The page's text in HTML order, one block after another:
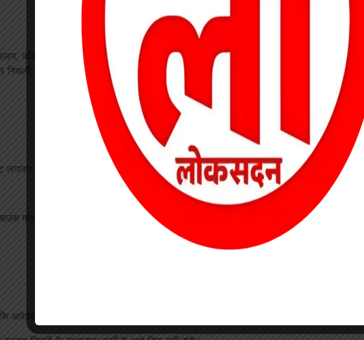
कोरबा ने आरोपी को दोषी ठहराया था। आरोपी ने इस फैसले के विरुद्ध सत्र न्यायालय में अपील दायर
निचली अदालत का फैसला बरकरार रखा। आदेश के बाद आरोपी को जेल भेजा गया।
कोयला चोरी के मामले में 3 वर्ष का कारावास।
मामले में 3 माह की सजा और 1 लाख 40 हजार रुपये जमा करने का दंड।
की ओर से अधिवक्ता बलराम तिवारी ने पक्ष रखा।